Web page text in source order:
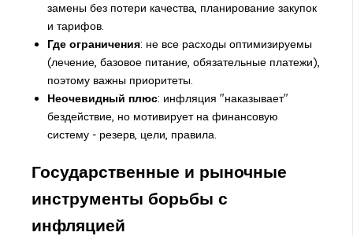
замены без потери качества, планирование закупок
и тарифов.
Где ограничения: не все расходы оптимизируемы
(лечение, базовое питание, обязательные платежи),
поэтому важны приоритеты.
Неочевидный плюс: инфляция "наказывает"
бездействие, но мотивирует на финансовую
систему - резерв, цели, правила.
Государственные и рыночные
инструменты борьбы с
инфляцией